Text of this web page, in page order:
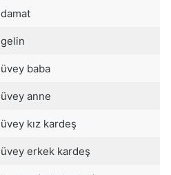
damat
gelin
üvey baba
üvey anne
üvey kız kardeş
üvey erkek kardeş